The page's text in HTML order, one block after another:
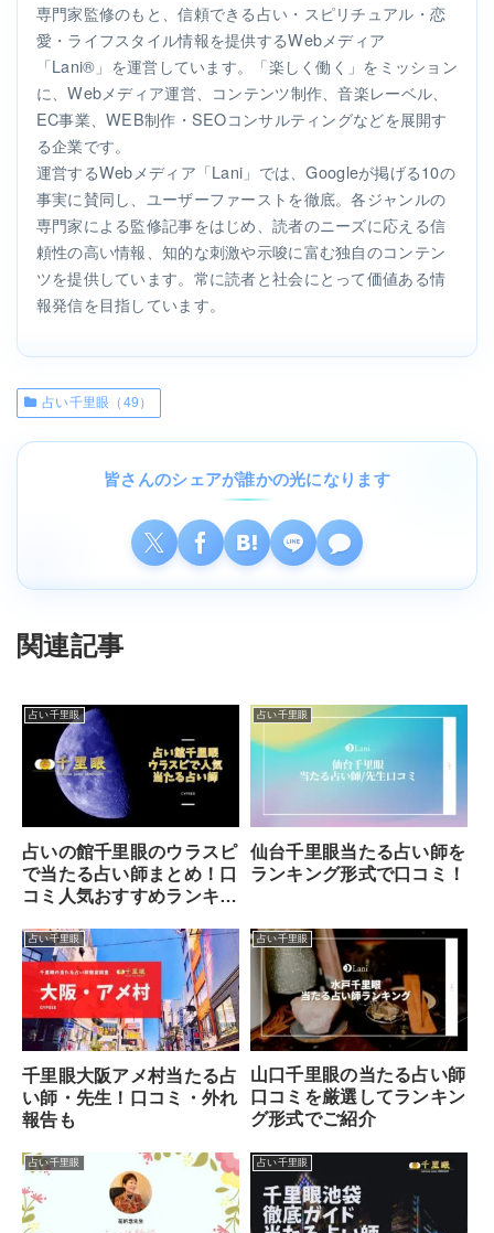
専門家監修のもと、信頼できる占い・スピリチュアル・恋
愛・ライフスタイル情報を提供するWebメディア
「Lani®」を運営しています。「楽しく働く」をミッション
に、Webメディア運営、コンテンツ制作、音楽レーベル、
EC事業、WEB制作・SEOコンサルティングなどを展開す
る企業です。
運営するWebメディア「Lani」では、Googleが掲げる10の
事実に賛同し、ユーザーファーストを徹底。各ジャンルの
専門家による監修記事をはじめ、読者のニーズに応える信
頼性の高い情報、知的な刺激や示唆に富む独自のコンテン
ツを提供しています。常に読者と社会にとって価値ある情
報発信を目指しています。
占い千里眼（49）
皆さんのシェアが誰かの光になります
関連記事
占い千里眼
占いの館千里眼のウラスピ
で当たる占い師まとめ！口
コミ人気おすすめランキン
占い千里眼
仙台千里眼当たる占い師を
ランキング形式で口コミ！
占い千里眼
千里眼大阪アメ村当たる占
い師・先生！口コミ・外れ
報告も
占い千里眼
山口千里眼の当たる占い師
口コミを厳選してランキン
グ形式でご紹介
占い千里眼 占い千里眼